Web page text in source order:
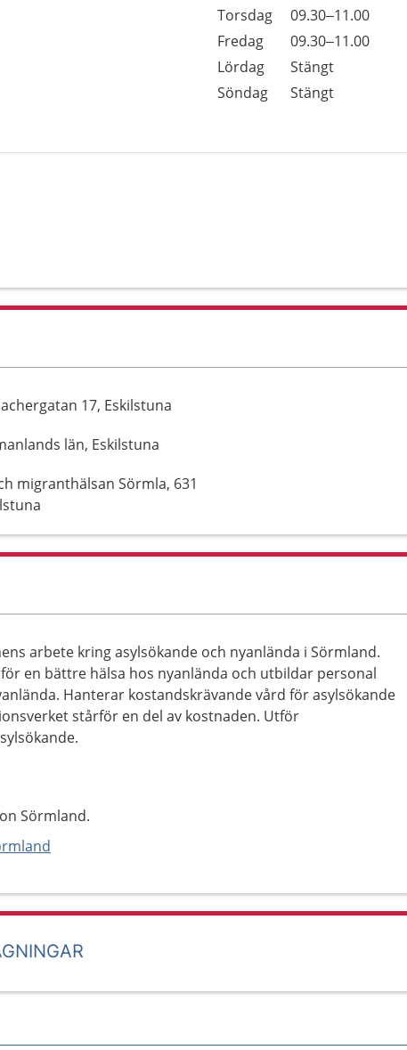
Torsdag
09.30–11.00
Fredag
09.30–11.00
Lördag
Stängt
Söndag
Stängt
17, Eskilstuna
län, Eskilstuna
migranthälsan Sörmla, 631
arbete kring asylsökande och nyanlända i Sörmland.
en bättre hälsa hos nyanlända och utbildar personal
Hanterar kostandskrävande vård för asylsökande
stårför en del av kostnaden. Utför
Sörmland.